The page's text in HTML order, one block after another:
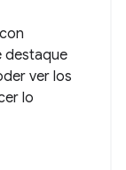
destaque
ver los
lo